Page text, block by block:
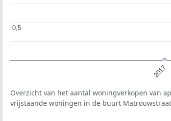
2017
0,5
0,5
Overzicht van het aantal woningverkopen van
vrijstaande woningen in de buurt